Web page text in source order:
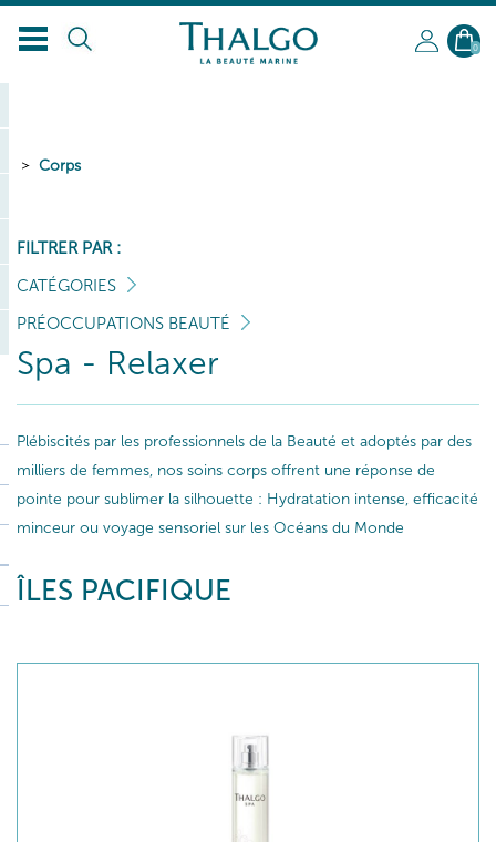
0
Corps
FILTRER PAR :
CATÉGORIES
PRÉOCCUPATIONS BEAUTÉ
Spa - Relaxer
Plébiscités par les professionnels de la Beauté et adoptés par des
milliers de femmes, nos soins corps offrent une réponse de
pointe pour sublimer la silhouette : Hydratation intense, efficacité
minceur ou voyage sensoriel sur les Océans du Monde
ÎLES PACIFIQUE